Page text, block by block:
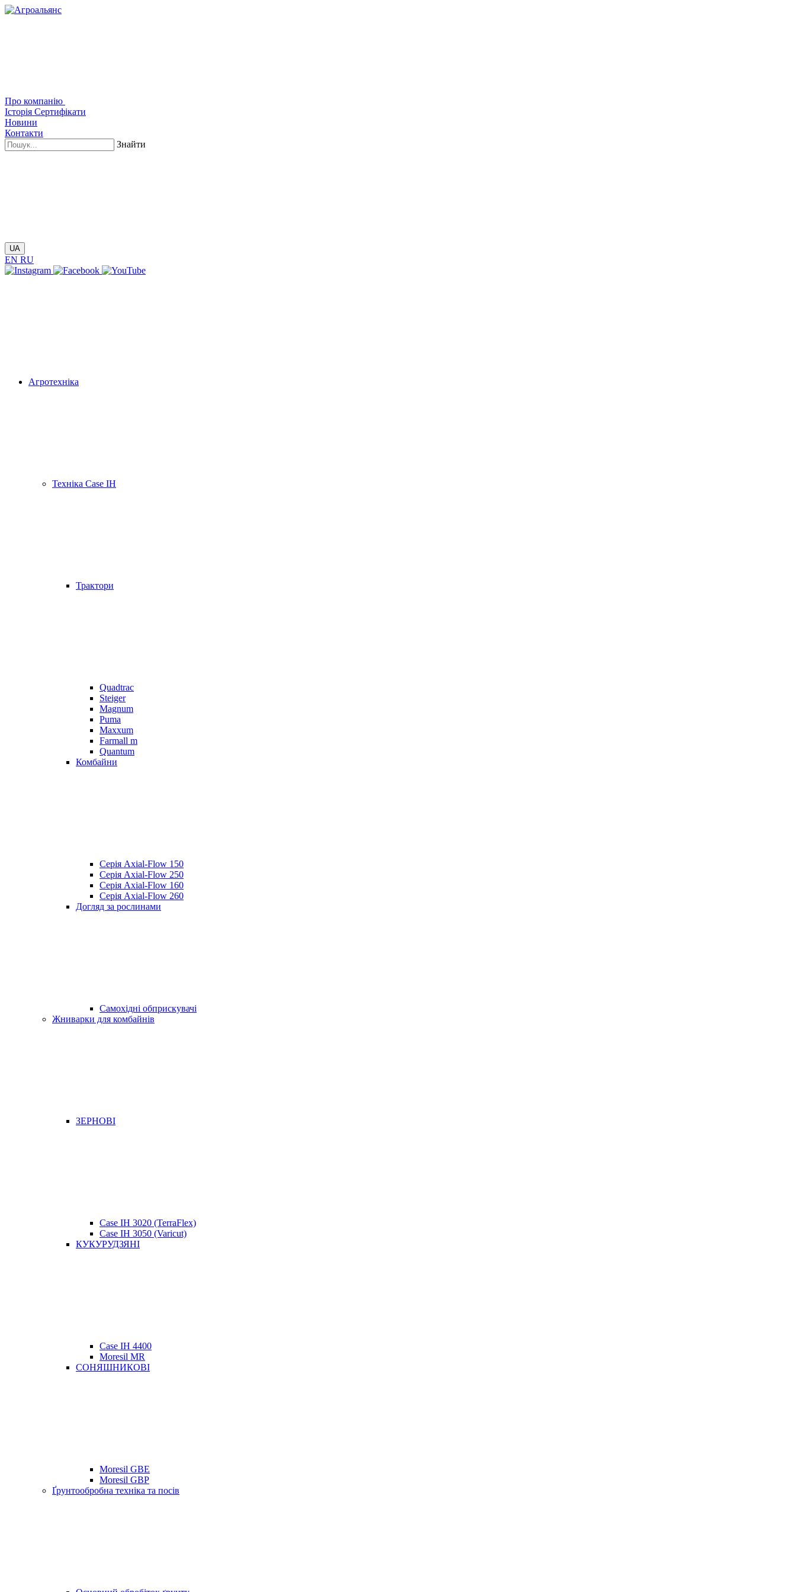
Про компанію
Історія Сертифікати
Новини
Контакти
Знайти
UA
EN RU
Агротехніка
Техніка Case IH
Трактори
Quadtrac
Steiger
Magnum
Puma
Maxxum
Farmall m
Quantum
Комбайни
Серія Axial-Flow 150
Серія Axial-Flow 250
Серія Axial-Flow 160
Серія Axial-Flow 260
Догляд за рослинами
Самохідні обприскувачі
Жниварки для комбайнів
ЗЕРНОВІ
Case IH 3020 (TerraFlex)
Case IH 3050 (Varicut)
КУКУРУДЗЯНІ
Case IH 4400
Moresil MR
СОНЯШНИКОВІ
Moresil GBE
Moresil GBP
Ґрунтообробна техніка та посів